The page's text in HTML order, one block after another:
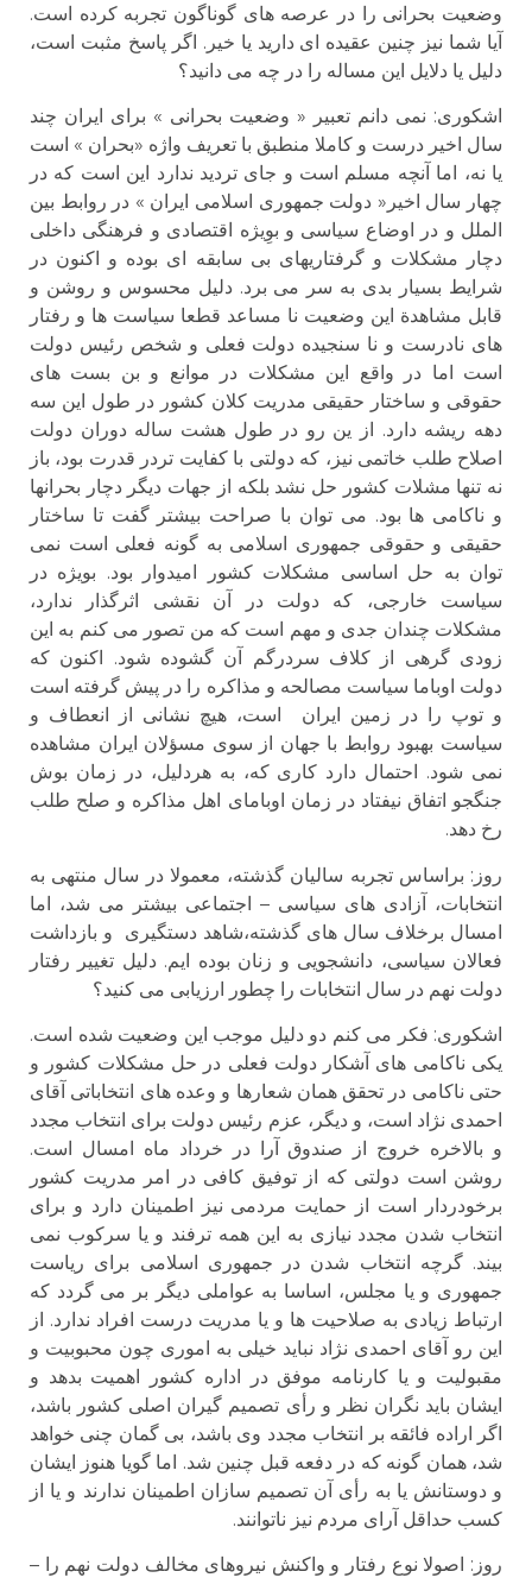
وضعیت بحرانی را در عرصه های گوناگون تجربه کرده است.
آیا شما نیز چنین عقیده ای دارید یا خیر. اگر پاسخ مثبت است،
دلیل یا دلایل این مساله را در چه می دانید؟
اشكورى: نمی دانم تعبیر « وضعیت بحرانی » برای ایران چند
سال اخیر درست و کاملا منطبق با تعریف واژه «بحران » است
یا نه، اما آنچه مسلم است و جای تردید ندارد این است که در
چهار سال اخیر« دولت جمهوری اسلامی ایران » در روابط بین
الملل و در اوضاع سیاسی و بوِیژه اقتصادی و فرهنگی داخلی
دچار مشکلات و گرفتاریهای بی سابقه ای بوده و اکنون در
شرایط بسیار بدی به سر می برد. دلیل محسوس و روشن و
قابل مشاهدة این وضعیت نا مساعد قطعا سیاست ها و رفتار
های نادرست و نا سنجیده دولت فعلی و شخص رئیس دولت
است اما در واقع این مشکلات در موانع و بن بست های
حقوقی و ساختار حقیقی مدریت کلان کشور در طول این سه
دهه ریشه دارد. از ین رو در طول هشت ساله دوران دولت
اصلاح طلب خاتمی نیز، که دولتی با کفایت تردر قدرت بود، باز
نه تنها مشلات کشور حل نشد بلکه از جهات دیگر دچار بحرانها
و ناکامی ها بود. می توان با صراحت بیشتر گفت تا ساختار
حقیقی و حقوقی جمهوری اسلامی به گونه فعلی است نمی
توان به حل اساسی مشکلات کشور امیدوار بود. بویژه در
سیاست خارجی، که دولت در آن نقشی اثرگذار ندارد،
مشکلات چندان جدی و مهم است که من تصور می کنم به این
زودی گرهی از کلاف سردرگم آن گشوده شود. اکنون که
دولت اوباما سیاست مصالحه و مذاکره را در پیش گرفته است
و توپ را در زمین ایران است، هیچ نشانی از انعطاف و
سیاست بهبود روابط با جهان از سوی مسؤلان ایران مشاهده
نمی شود. احتمال دارد کاری که، به هردلیل، در زمان بوش
جنگجو اتفاق نیفتاد در زمان اوبامای اهل مذاکره و صلح طلب
رخ دهد.
روز: براساس تجربه سالیان گذشته، معمولا در سال منتهی به
انتخابات، آزادی های سیاسی – اجتماعی بیشتر می شد، اما
امسال برخلاف سال های گذشته،شاهد دستگیری و بازداشت
فعالان سیاسی، دانشجویی و زنان بوده ایم. دلیل تغییر رفتار
دولت نهم در سال انتخابات را چطور ارزیابی می کنید؟
اشكورى: فکر می کنم دو دلیل موجب این وضعیت شده است.
یکی ناکامی های آشکار دولت فعلی در حل مشکلات کشور و
حتی ناکامی در تحقق همان شعارها و وعده های انتخاباتی آقای
احمدی نژاد است، و دیگر، عزم رئیس دولت برای انتخاب مجدد
و بالاخره خروج از صندوق آرا در خرداد ماه امسال است.
روشن است دولتی که از توفیق کافی در امر مدریت کشور
برخودردار است از حمایت مردمی نیز اطمینان دارد و برای
انتخاب شدن مجدد نیازی به این همه ترفند و یا سرکوب نمی
بیند. گرچه انتخاب شدن در جمهوری اسلامی برای ریاست
جمهوری و یا مجلس، اساسا به عواملی دیگر بر می گردد که
ارتباط زیادی به صلاحیت ها و یا مدریت درست افراد ندارد. از
این رو آقای احمدی نژاد نباید خیلی به اموری چون محبوبیت و
مقبولیت و یا کارنامه موفق در اداره کشور اهمیت بدهد و
ایشان باید نگران نظر و رأی تصمیم گیران اصلی کشور باشد،
اگر اراده فائقه بر انتخاب مجدد وی باشد، بی گمان چنی خواهد
شد، همان گونه که در دفعه قبل چنین شد. اما گویا هنوز ایشان
و دوستانش یا به رأی آن تصمیم سازان اطمینان ندارند و یا از
کسب حداقل آرای مردم نیز ناتوانند.
روز: اصولا نوع رفتار و واکنش نیروهای مخالف دولت نهم را –